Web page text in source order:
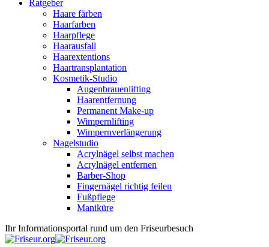
Ratgeber
Haare färben
Haarfarben
Haarpflege
Haarausfall
Haarextentions
Haartransplantation
Kosmetik-Studio
Augenbrauenlifting
Haarentfernung
Permanent Make-up
Wimpernlifting
Wimpernverlängerung
Nagelstudio
Acrylnägel selbst machen
Acrylnägel entfernen
Barber-Shop
Fingernägel richtig feilen
Fußpflege
Maniküre
Ihr Informationsportal rund um den Friseurbesuch